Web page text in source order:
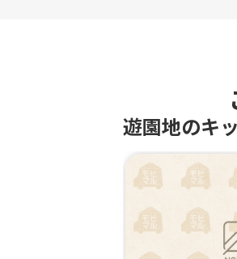
遊園地のキ